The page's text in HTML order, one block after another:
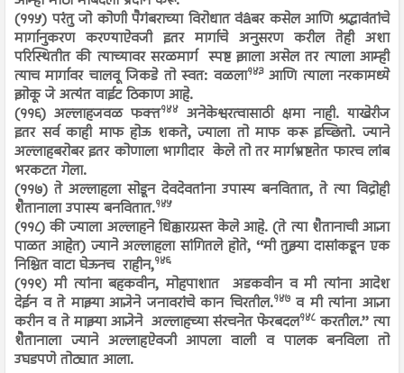
(११५) परंतु जो कोणी पैगंबराच्या विरोधात वंâबर कसेल आणि श्रद्धावंतांचे
मार्गानुकरण करण्याऐवजी इतर मार्गाचे अनुसरण करील तेही अशा
परिस्थितीत की त्याच्यावर सरळमार्ग स्पष्ट झाला असेल तर त्याला आम्ही
त्याच मार्गावर चालवू जिकडे तो स्वत: वळला१४३आणि त्याला नरकामध्ये
झोकू जे अत्यंत वाईट ठिकाण आहे.
(११६) अल्लाहजवळ फक्त१४४ अनेकेश्वरत्वासाठी क्षमा नाही. याखेरीज
इतर सर्व काही माफ होऊ शकते, ज्याला तो माफ करू इच्छितो. ज्याने
अल्लाहबरोबर इतर कोणाला भागीदार केले तो तर मार्गभ्रष्टतेत फारच लांब
भरकटत गेला.
(११७) ते अल्लाहला सोडून देवदेवतांना उपास्य बनवितात, ते त्या विद्रोही
शैतानाला उपास्य बनवितात.१४५
(११८) की ज्याला अल्लाहने धिक्कारग्रस्त केले आहे. (ते त्या शैतानाची आज्ञा
पाळत आहेत) ज्याने अल्लाहला सांगितले होते, ‘‘मी तुझ्या दासांकडून एक
निश्चित वाटा घेऊनच राहीन,१४६
(११९) मी त्यांना बहकवीन, मोहपाशात अडकवीन व मी त्यांना आदेश
देईन व ते माझ्या आज्ञेने जनावरांचे कान चिरतील.१४७व मी त्यांना आज्ञा
करीन व ते माझ्या आज्ञेने अल्लाहच्या संरचनेत फेरबदल१४८करतील.’’ त्या
शैतानाला ज्याने अल्लाहऐवजी आपला वाली व पालक बनविला तो
उघडपणे तोट्यात आला.